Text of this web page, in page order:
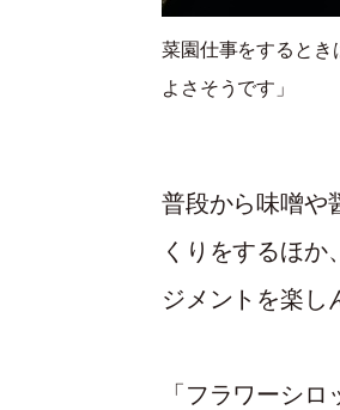
菜園仕事をするとき
よさそうです」
普段から味噌や
くりをするほ
ジメントを楽し
「フラワーシ